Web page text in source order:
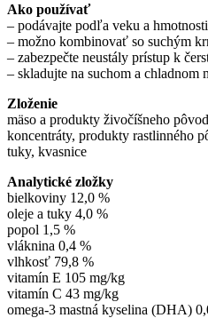
Ako používať
– podávajte podľa veku a
– možno kombinovať so suchým
– zabezpečte neustály prístup k
– skladujte na suchom a chladnom
Zloženie
mäso a produkty živočíšneho
koncentráty, produkty rastlinného
tuky, kvasnice
Analytické zložky
bielkoviny 12,0 %
oleje a tuky 4,0 %
popol 1,5 %
vláknina 0,4 %
vlhkosť 79,8 %
vitamín E 105 mg/kg
vitamín C 43 mg/kg
omega-3 mastná kyselina (DHA)